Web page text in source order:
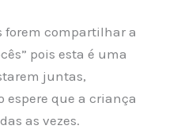
forem compartilhar a
pois esta é uma
juntas,
espere que a criança
as vezes.